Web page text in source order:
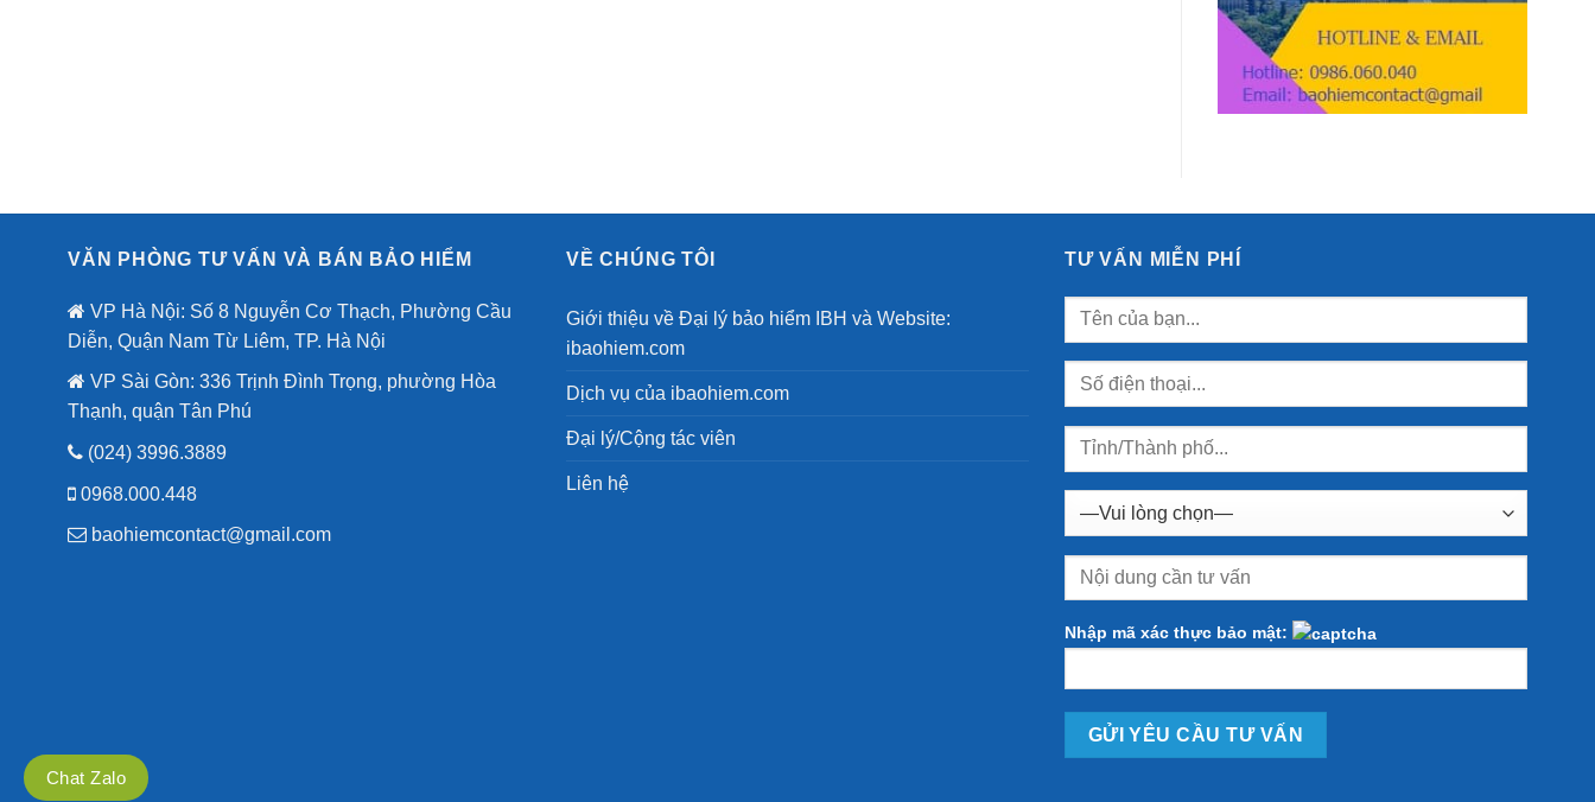
VĂN PHÒNG TƯ VẤN VÀ BÁN BẢO HIỂM
VP Hà Nội: Số 8 Nguyễn Cơ Thạch, Phường Cầu
Diễn, Quận Nam Từ Liêm, TP. Hà Nội
VP Sài Gòn: 336 Trịnh Đình Trọng, phường Hòa
Thạnh, quận Tân Phú
(024) 3996.3889
0968.000.448
baohiemcontact@gmail.com
VỀ CHÚNG TÔI
Giới thiệu về Đại lý bảo hiểm IBH và Website:
ibaohiem.com
Dịch vụ của ibaohiem.com
Đại lý/Cộng tác viên
Liên hệ
TƯ VẤN MIỄN PHÍ
Nhập mã xác thực bảo mật:
Chat Zalo